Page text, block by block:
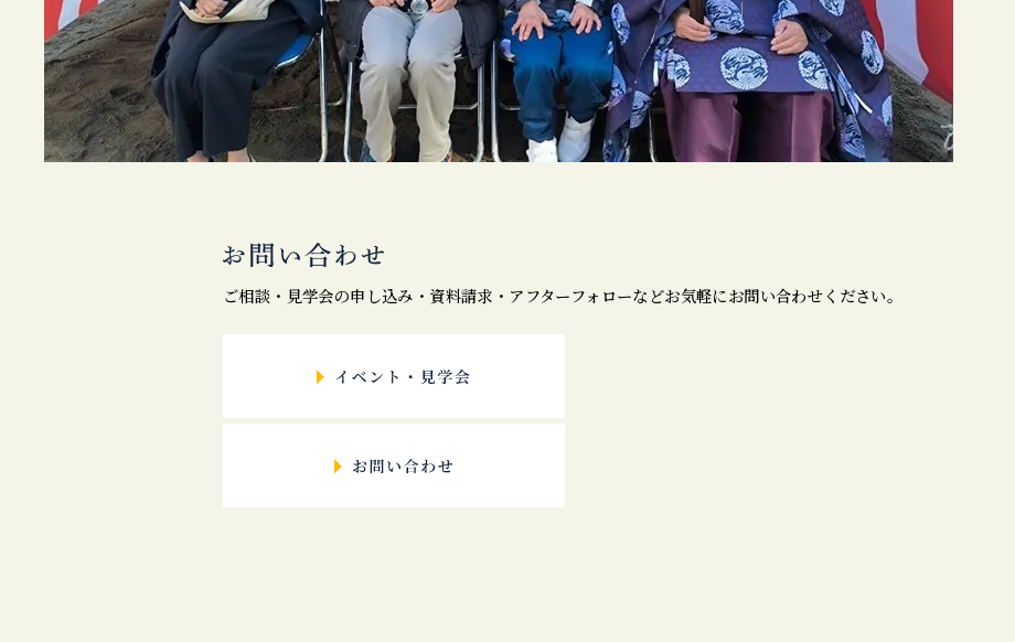
ご相談・見学会の申し込み・資料請求・アフターフォローなどお気軽にお問い合わせください。